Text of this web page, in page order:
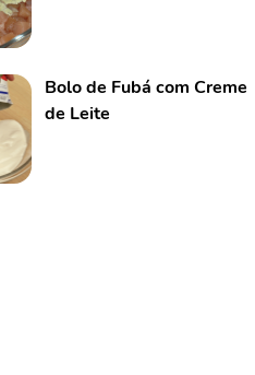
Bolo de Fubá com Creme
de Leite